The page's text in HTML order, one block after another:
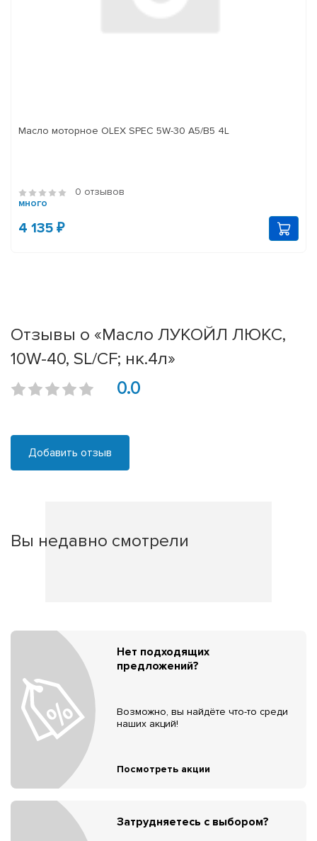
Масло моторное OLEX SPEC 5W-30 A5/B5 4L
0 отзывов
много
4 135 ₽
Отзывы о «Масло ЛУКОЙЛ ЛЮКС,
10W-40, SL/CF; нк.4л»
0.0
Добавить отзыв
Вы недавно смотрели
Нет подходящих
предложений?
Возможно, вы найдёте что-то среди
наших акций!
Посмотреть акции
Затрудняетесь с выбором?